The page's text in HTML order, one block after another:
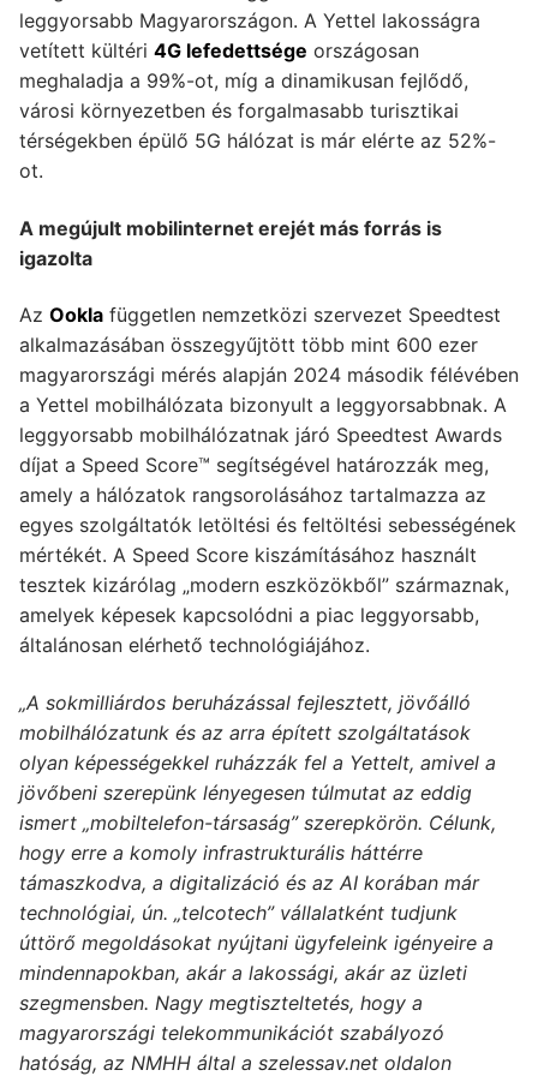
leggyorsabb Magyarországon. A Yettel lakosságra
vetített kültéri 4G lefedettsége országosan
meghaladja a 99%-ot, míg a dinamikusan fejlődő,
városi környezetben és forgalmasabb turisztikai
térségekben épülő 5G hálózat is már elérte az 52%-
ot.
A megújult mobilinternet erejét más forrás is
igazolta
Az Ookla független nemzetközi szervezet Speedtest
alkalmazásában összegyűjtött több mint 600 ezer
magyarországi mérés alapján 2024 második félévében
a Yettel mobilhálózata bizonyult a leggyorsabbnak. A
leggyorsabb mobilhálózatnak járó Speedtest Awards
díjat a Speed ​​Score™ segítségével határozzák meg,
amely a hálózatok rangsorolásához tartalmazza az
egyes szolgáltatók letöltési és feltöltési sebességének
mértékét. A Speed ​​Score kiszámításához használt
tesztek kizárólag „modern eszközökből” származnak,
amelyek képesek kapcsolódni a piac leggyorsabb,
általánosan elérhető technológiájához.
„A sokmilliárdos beruházással fejlesztett, jövőálló
mobilhálózatunk és az arra épített szolgáltatások
olyan képességekkel ruházzák fel a Yettelt, amivel a
jövőbeni szerepünk lényegesen túlmutat az eddig
ismert „mobiltelefon-társaság” szerepkörön. Célunk,
hogy erre a komoly infrastrukturális háttérre
támaszkodva, a digitalizáció és az AI korában már
technológiai, ún. „telcotech” vállalatként tudjunk
úttörő megoldásokat nyújtani ügyfeleink igényeire a
mindennapokban, akár a lakossági, akár az üzleti
szegmensben. Nagy megtiszteltetés, hogy a
magyarországi telekommunikációt szabályozó
hatóság, az NMHH által a szelessav.net oldalon